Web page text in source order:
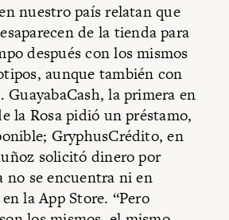
nuestro país relatan que
de la tienda para
después con los mismos
aunque también con
la primera en
la Rosa pidió un préstamo,
GryphusCrédito, en
solicitó dinero por
no se encuentra ni en
la App Store. “Pero